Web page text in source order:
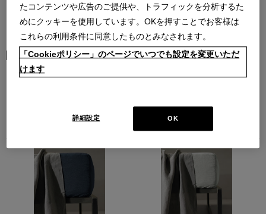
SOCIETY (ソサエティ) - REM ボッ
クスシーツ シングル (63
クスシーツ シングル（216
BASIC
￥58,300
在庫：在庫あり
たコンテンツや広告のご提供や、トラフィックを分析するた
めにクッキーを使用しています。OKを押すことでお客様は
これらの利用条件に同意したものとみなされます。
「Cookieポリシー」のページでいつでも設定を変更いただ
けます
OK
詳細設定